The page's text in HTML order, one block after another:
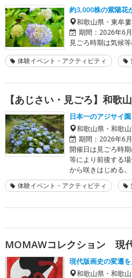
約3,000株の紫陽花
和歌山県・東牟
期間： 2026年6
見ごろ時期は気候
体験イベント・アクティビティ
【あじさい・見ごろ】和歌
日本一のアジサイ
和歌山県・和歌
期間： 2026年6
開催日は見ごろ時
等により前後する
から咲きはじめる。
体験イベント・アクティビティ
MOMAWコレクション 現
現代版画史の変遷
和歌山県・和歌